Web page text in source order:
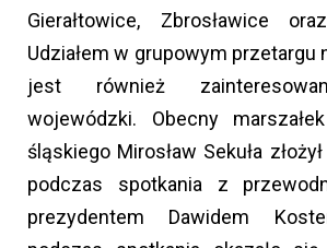
Gierałtowice, Zbrosławice
Udziałem w grupowym przetargu
jest również
wojewódzki. Obecny
śląskiego Mirosław Sekuła
podczas spotkania z
prezydentem Dawidem